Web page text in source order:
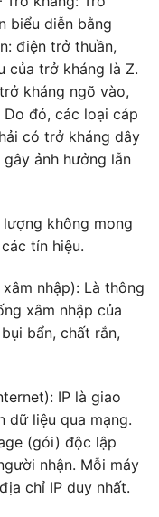
biểu diễn bằng
điện trở thuần,
của trở kháng là Z.
kháng ngõ vào,
đó, các loại cáp
có trở kháng dây
ảnh hưởng lẫn
không mong
tín hiệu.
nhập): Là thông
xâm nhập của
bẩn, chất rắn,
IP là giao
dữ liệu qua mạng.
(gói) độc lập
nhận. Mỗi máy
chỉ IP duy nhất.